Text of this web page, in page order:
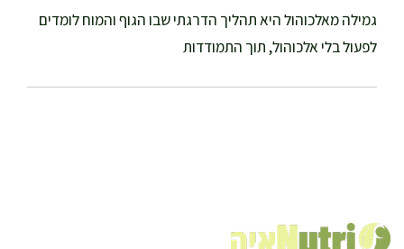
גמילה מאלכוהול היא תהליך הדרגתי שבו הגוף והמוח לומדים
לפעול בלי אלכוהול, תוך התמודדות